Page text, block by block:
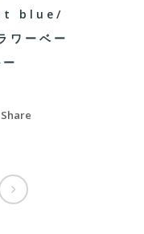
blue/
ワーベー
Share